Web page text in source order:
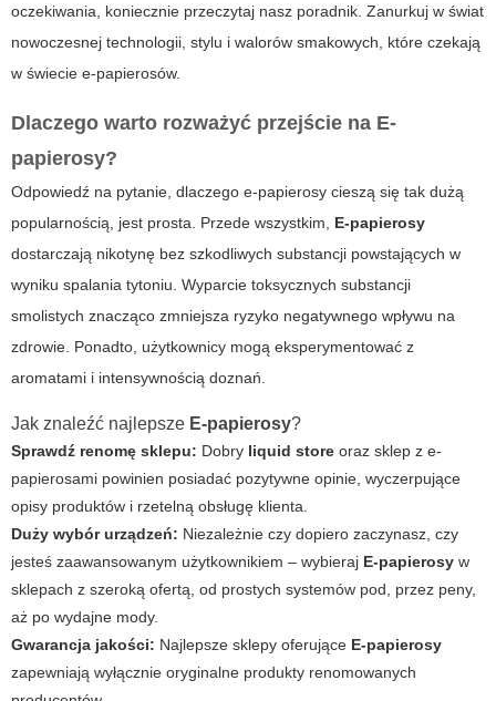
oczekiwania, koniecznie przeczytaj nasz poradnik. Zanurkuj w świat
nowoczesnej technologii, stylu i walorów smakowych, które czekają
w świecie e-papierosów.
Dlaczego warto rozważyć przejście na E-
papierosy?
Odpowiedź na pytanie, dlaczego e-papierosy cieszą się tak dużą
popularnością, jest prosta. Przede wszystkim, E-papierosy
dostarczają nikotynę bez szkodliwych substancji powstających w
wyniku spalania tytoniu. Wyparcie toksycznych substancji
smolistych znacząco zmniejsza ryzyko negatywnego wpływu na
zdrowie. Ponadto, użytkownicy mogą eksperymentować z
aromatami i intensywnością doznań.
Jak znaleźć najlepsze E-papierosy?
Sprawdź renomę sklepu: Dobry liquid store oraz sklep z e-
papierosami powinien posiadać pozytywne opinie, wyczerpujące
opisy produktów i rzetelną obsługę klienta.
Duży wybór urządzeń: Niezależnie czy dopiero zaczynasz, czy
jesteś zaawansowanym użytkownikiem – wybieraj E-papierosy w
sklepach z szeroką ofertą, od prostych systemów pod, przez peny,
aż po wydajne mody.
Gwarancja jakości: Najlepsze sklepy oferujące E-papierosy
zapewniają wyłącznie oryginalne produkty renomowanych